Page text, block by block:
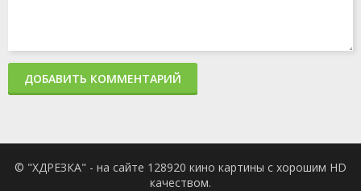
ДОБАВИТЬ КОММЕНТАРИЙ
© "ХДРЕЗКА" - на сайте 128920 кино картины с хорошим HD
качеством.